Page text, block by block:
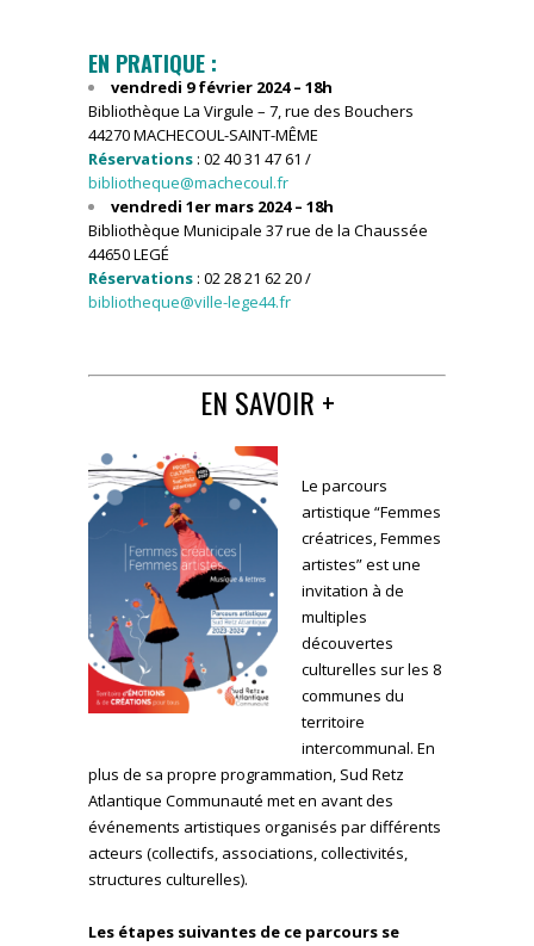
EN PRATIQUE :
vendredi 9 février 2024 – 18h
Bibliothèque La Virgule – 7, rue des Bouchers
44270 MACHECOUL-SAINT-MÊME
Réservations : 02 40 31 47 61 /
bibliotheque@machecoul.fr
vendredi 1er mars 2024 – 18h
Bibliothèque Municipale 37 rue de la Chaussée
44650 LEGÉ
Réservations : 02 28 21 62 20 /
bibliotheque@ville-lege44.fr
EN SAVOIR +
Le parcours
artistique “Femmes
créatrices, Femmes
artistes” est une
invitation à de
multiples
découvertes
culturelles sur les 8
communes du
territoire
intercommunal. En
plus de sa propre programmation, Sud Retz
Atlantique Communauté met en avant des
événements artistiques organisés par différents
acteurs (collectifs, associations, collectivités,
structures culturelles).
Les étapes suivantes de ce parcours se